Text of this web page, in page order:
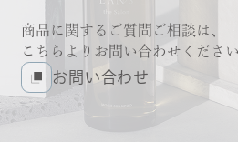
商品に関するご質問ご相談は、
こちらよりお問い合わせください
お問い合わせ